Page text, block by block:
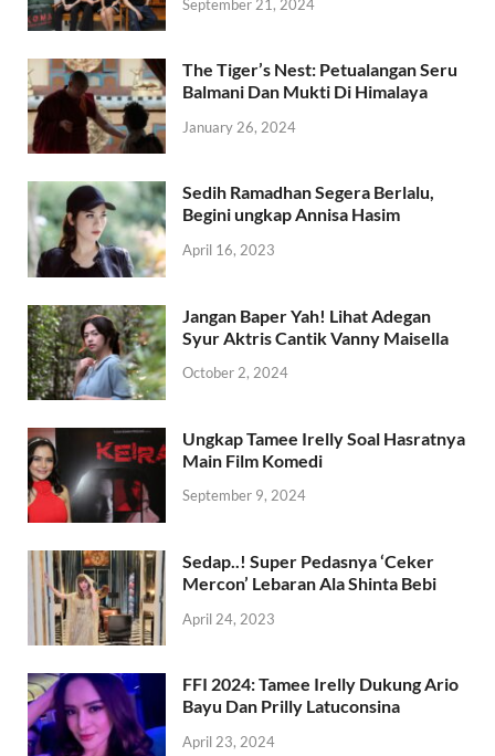
September 21, 2024
The Tiger’s Nest: Petualangan Seru
Balmani Dan Mukti Di Himalaya
January 26, 2024
Sedih Ramadhan Segera Berlalu,
Begini ungkap Annisa Hasim
April 16, 2023
Jangan Baper Yah! Lihat Adegan
Syur Aktris Cantik Vanny Maisella
October 2, 2024
Ungkap Tamee Irelly Soal Hasratnya
Main Film Komedi
September 9, 2024
Sedap..! Super Pedasnya ‘Ceker
Mercon’ Lebaran Ala Shinta Bebi
April 24, 2023
FFI 2024: Tamee Irelly Dukung Ario
Bayu Dan Prilly Latuconsina
April 23, 2024